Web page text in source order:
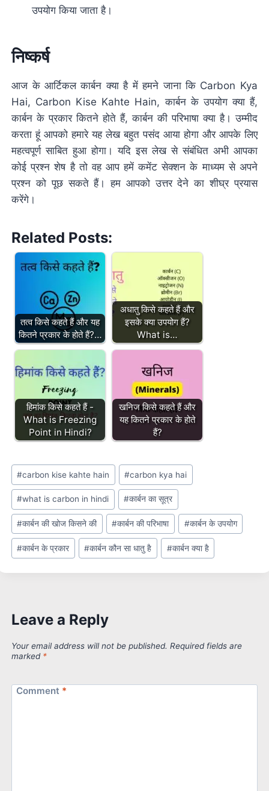
उपयोग किया जाता है।
निष्कर्ष
आज के आर्टिकल कार्बन क्या है में हमने जाना कि Carbon Kya
Hai, Carbon Kise Kahte Hain, कार्बन के उपयोग क्या हैं,
कार्बन के प्रकार कितने होते हैं, कार्बन की परिभाषा क्या है। उम्मीद
करता हूं आपको हमारे यह लेख बहुत पसंद आया होगा और आपके लिए
महत्वपूर्ण साबित हुआ होगा। यदि इस लेख से संबंधित अभी आपका
कोई प्रश्न शेष है तो वह आप हमें कमेंट सेक्शन के माध्यम से अपने
प्रश्न को पूछ सकते हैं। हम आपको उत्तर देने का शीघ्र प्रयास
करेंगे।
Related Posts:
तत्व किसे कहते हैं और यह
कितने प्रकार के होते हैं?…
अधातु किसे कहते हैं और
इसके क्या उपयोग हैं?
What is…
हिमांक किसे कहते हैं -
What is Freezing
Point in Hindi?
खनिज किसे कहते हैं और
यह कितने प्रकार के होते
हैं?
Post
Tags:
#carbon kise kahte hain #carbon kya hai
#what is carbon in hindi #कार्बन का सूत्र
#कार्बन की खोज किसने की #कार्बन की परिभाषा #कार्बन के उपयोग
#कार्बन के प्रकार #कार्बन कौन सा धातु है #कार्बन क्या है
Leave a Reply
Your email address will not be published. Required fields are
marked *
Comment *